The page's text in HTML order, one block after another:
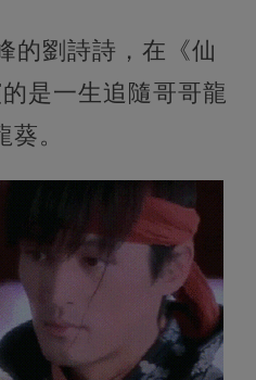
的劉詩詩，在《仙
是一生追隨哥哥龍
。